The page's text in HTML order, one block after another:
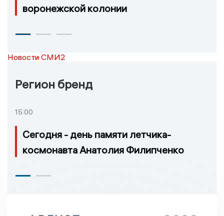
воронежской колонии
Новости СМИ2
Регион бренд
15:00
Сегодня - день памяти летчика-
космонавта Анатолия Филипченко